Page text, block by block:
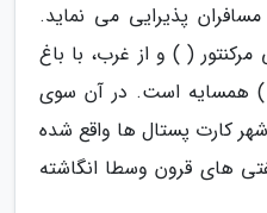
پذیرایی می نماید.
( ) و از غرب، با باغ
) همسایه است. در آن سوی
کارت پستال ها واقع شده
های قرون وسطا انگاشته